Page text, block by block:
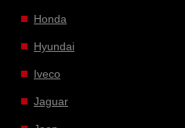
Honda
Hyundai
Iveco
Jaguar